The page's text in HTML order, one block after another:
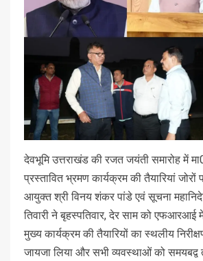
देवभूमि उत्तराखंड की रजत जयंती समारोह में
प्रस्तावित भ्रमण कार्यक्रम की तैयारियां
आयुक्त श्री विनय शंकर पांडे एवं सूचना
तिवारी ने बृहस्पतिवार, देर साम को एफआरआई
मुख्य कार्यक्रम की तैयारियों का स्थलीय
जायजा लिया और सभी व्यवस्थाओं को